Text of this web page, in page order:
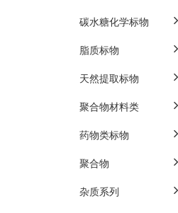
碳水糖化学标物
脂质标物
天然提取标物
聚合物材料类
药物类标物
聚合物
杂质系列